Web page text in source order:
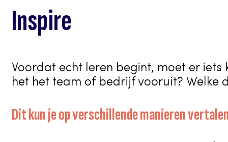
Inspire
Voordat echt leren begint, moet er
het het team of bedrijf vooruit? Welke
Dit kun je op verschillende manieren